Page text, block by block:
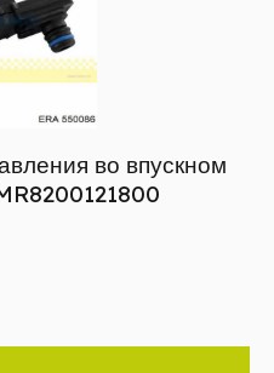
во впускном